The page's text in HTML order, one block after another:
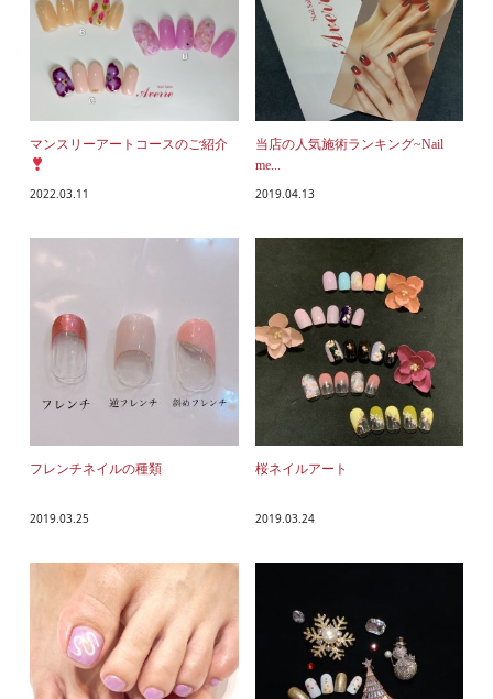
マンスリーアートコースのご紹介
2022.03.11
当店の人気施術ランキング~Nail
me...
2019.04.13
フレンチネイルの種類
2019.03.25
桜ネイルアート
2019.03.24